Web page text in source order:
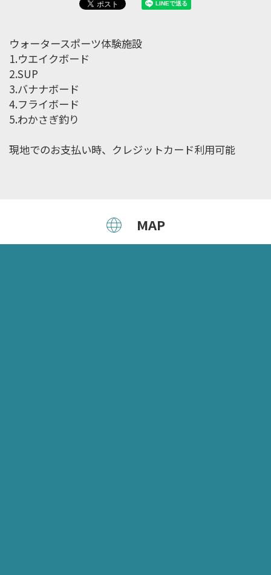
ウォータースポーツ体験施設
1.ウエイクボード
2.SUP
3.バナナボード
4.フライボード
5.わかさぎ釣り
現地でのお支払い時、クレジットカード利用可能
MAP